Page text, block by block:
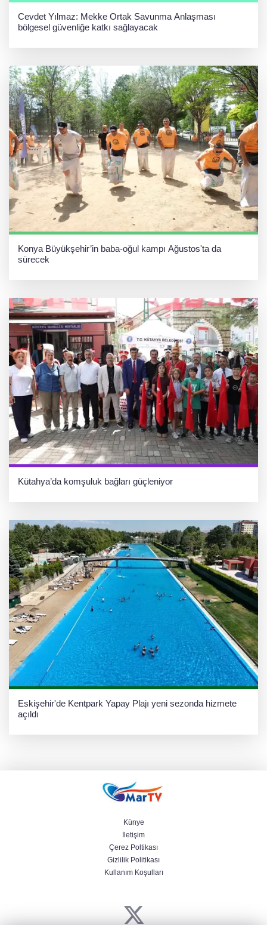
Cevdet Yılmaz: Mekke Ortak Savunma Anlaşması
bölgesel güvenliğe katkı sağlayacak
Konya Büyükşehir’in baba-oğul kampı Ağustos'ta da
sürecek
Kütahya’da komşuluk bağları güçleniyor
Eskişehir'de Kentpark Yapay Plajı yeni sezonda hizmete
açıldı
Künye
İletişim
Çerez Poltikası
Gizlilik Politikası
Kullanım Koşulları